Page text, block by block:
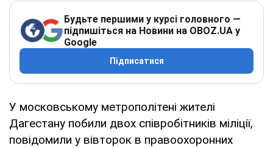
Будьте першими у курсі головного —
підпишіться на Новини на OBOZ.UA у
Google
Підписатися
У московському метрополітені жителі
Дагестану побили двох співробітників міліції,
повідомили у вівторок в правоохоронних